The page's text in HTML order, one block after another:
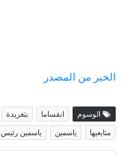
الخبر من المصدر
الوسوم انقساما بتغريدة
متابعيها
ياسمين ياسمين رئيس